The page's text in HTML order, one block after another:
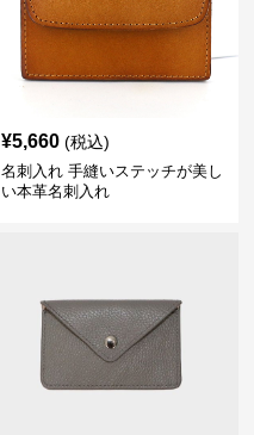
¥5,660 (税込)
名刺入れ 手縫いステッチが美し
い本革名刺入れ